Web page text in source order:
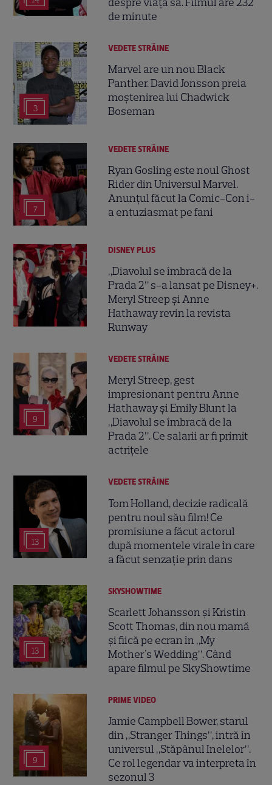
de minute
3
VEDETE STRĂINE
Marvel are un nou Black
Panther. David Jonsson preia
moștenirea lui Chadwick
Boseman
7
VEDETE STRĂINE
Ryan Gosling este noul Ghost
Rider din Universul Marvel.
Anunțul făcut la Comic-Con i-
a entuziasmat pe fani
DISNEY PLUS
„Diavolul se îmbracă de la
Prada 2” s-a lansat pe Disney+.
Meryl Streep și Anne
Hathaway revin la revista
Runway
9
VEDETE STRĂINE
Meryl Streep, gest
impresionant pentru Anne
Hathaway și Emily Blunt la
„Diavolul se îmbracă de la
Prada 2”. Ce salarii ar fi primit
actrițele
13
VEDETE STRĂINE
Tom Holland, decizie radicală
pentru noul său film! Ce
promisiune a făcut actorul
după momentele virale în care
a făcut senzație prin dans
13
SKYSHOWTIME
Scarlett Johansson și Kristin
Scott Thomas, din nou mamă
și fiică pe ecran în „My
Mother's Wedding”. Când
apare filmul pe SkyShowtime
9
PRIME VIDEO
Jamie Campbell Bower, starul
din „Stranger Things”, intră în
universul „Stăpânul Inelelor”.
Ce rol legendar va interpreta în
sezonul 3